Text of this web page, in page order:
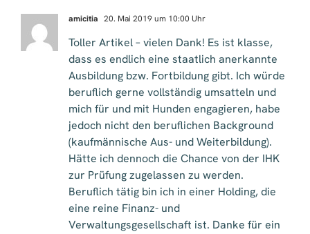
amicitia 20. Mai 2019 um 10:00 Uhr
Toller Artikel – vielen Dank! Es ist klasse,
dass es endlich eine staatlich anerkannte
Ausbildung bzw. Fortbildung gibt. Ich würde
beruflich gerne vollständig umsatteln und
mich für und mit Hunden engagieren, habe
jedoch nicht den beruflichen Background
(kaufmännische Aus- und Weiterbildung).
Hätte ich dennoch die Chance von der IHK
zur Prüfung zugelassen zu werden.
Beruflich tätig bin ich in einer Holding, die
eine reine Finanz- und
Verwaltungsgesellschaft ist. Danke für ein